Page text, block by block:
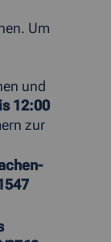
Um
und
12:00
zur